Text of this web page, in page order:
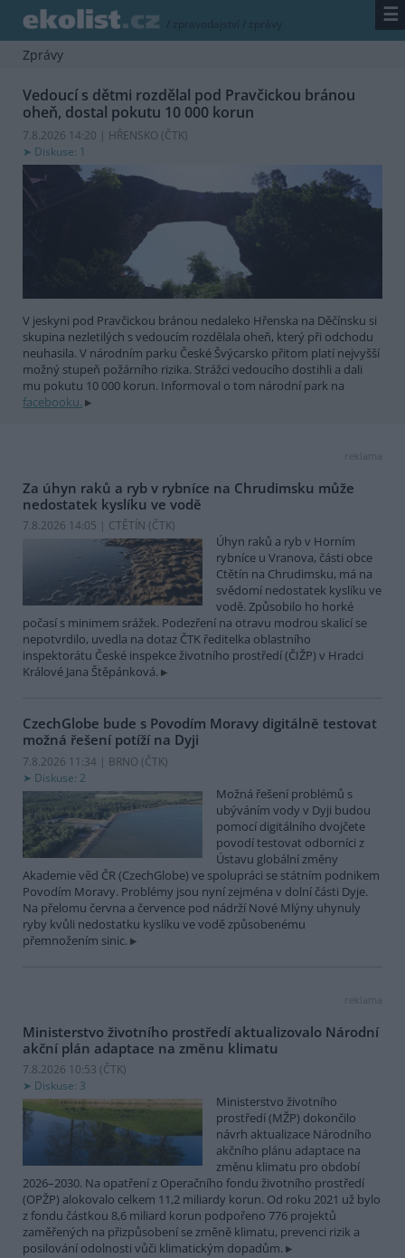
/ zpravodajství / zprávy ☰
Zprávy
Vedoucí s dětmi rozdělal pod Pravčickou bránou
oheň, dostal pokutu 10 000 korun
7.8.2026 14:20 | HŘENSKO (ČTK)
Diskuse: 1
V jeskyni pod Pravčickou bránou nedaleko Hřenska na Děčínsku si
skupina nezletilých s vedoucím rozdělala oheň, který při odchodu
neuhasila. V národním parku České Švýcarsko přitom platí nejvyšší
možný stupeň požárního rizika. Strážci vedoucího dostihli a dali
mu pokutu 10 000 korun. Informoval o tom národní park na
facebooku.
reklama
Za úhyn raků a ryb v rybníce na Chrudimsku může
nedostatek kyslíku ve vodě
7.8.2026 14:05 | CTĚTÍN (ČTK)
Úhyn raků a ryb v Horním
rybníce u Vranova, části obce
Ctětín na Chrudimsku, má na
svědomí nedostatek kyslíku ve
vodě. Způsobilo ho horké
počasí s minimem srážek. Podezření na otravu modrou skalicí se
nepotvrdilo, uvedla na dotaz ČTK ředitelka oblastního
inspektorátu České inspekce životního prostředí (ČIŽP) v Hradci
Králové Jana Štěpánková.
CzechGlobe bude s Povodím Moravy digitálně testovat
možná řešení potíží na Dyji
7.8.2026 11:34 | BRNO (ČTK)
Diskuse: 2
Možná řešení problémů s
ubýváním vody v Dyji budou
pomocí digitálního dvojčete
povodí testovat odborníci z
Ústavu globální změny
Akademie věd ČR (CzechGlobe) ve spolupráci se státním podnikem
Povodím Moravy. Problémy jsou nyní zejména v dolní části Dyje.
Na přelomu června a července pod nádrží Nové Mlýny uhynuly
ryby kvůli nedostatku kyslíku ve vodě způsobenému
přemnožením sinic.
reklama
Ministerstvo životního prostředí aktualizovalo Národní
akční plán adaptace na změnu klimatu
7.8.2026 10:53 (ČTK)
Diskuse: 3
Ministerstvo životního
prostředí (MŽP) dokončilo
návrh aktualizace Národního
akčního plánu adaptace na
změnu klimatu pro období
2026–2030. Na opatření z Operačního fondu životního prostředí
(OPŽP) alokovalo celkem 11,2 miliardy korun. Od roku 2021 už bylo
z fondu částkou 8,6 miliard korun podpořeno 776 projektů
zaměřených na přizpůsobení se změně klimatu, prevenci rizik a
posilování odolnosti vůči klimatickým dopadům.